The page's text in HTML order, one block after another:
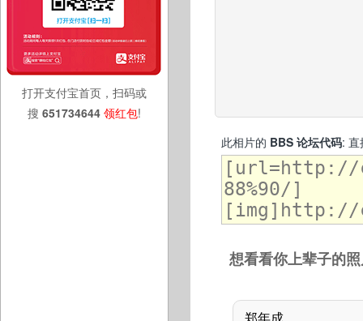
打开支付宝首页，扫码或
搜 651734644 领红包!
此相片的 BBS 论坛代码: 直
想看看你上辈子的